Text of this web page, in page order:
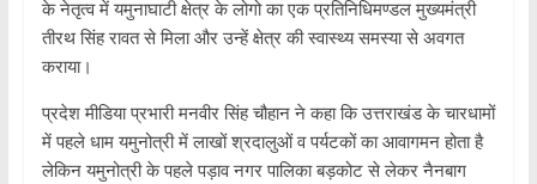
के नेतृत्व में यमुनाघाटी क्षेत्र के लोगो का एक प्रतिनिधिमण्डल मुख्यमंत्री
तीरथ सिंह रावत से मिला और उन्हें क्षेत्र की स्वास्थ्य समस्या से अवगत
कराया।
प्रदेश मीडिया प्रभारी मनवीर सिंह चौहान ने कहा कि उत्तराखंड के चारधामों
में पहले धाम यमुनोत्री में लाखों श्रदालुओं व पर्यटकों का आवागमन होता है
लेकिन यमुनोत्री के पहले पड़ाव नगर पालिका बड़कोट से लेकर नैनबाग